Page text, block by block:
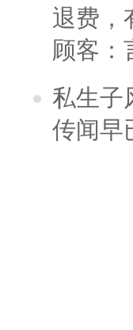
退费，
顾客：
私生子
传闻早